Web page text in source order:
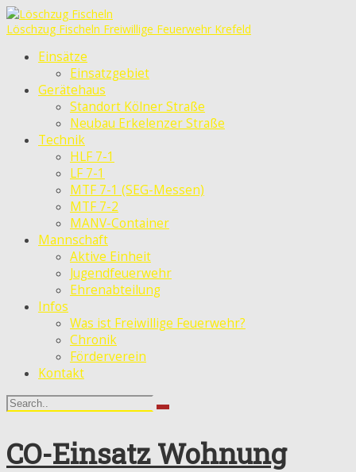
Löschzug Fischeln Freiwillige Feuerwehr Krefeld
Einsätze
Einsatzgebiet
Gerätehaus
Standort Kölner Straße
Neubau Erkelenzer Straße
Technik
HLF 7-1
LF 7-1
MTF 7-1 (SEG-Messen)
MTF 7-2
MANV-Container
Mannschaft
Aktive Einheit
Jugendfeuerwehr
Ehrenabteilung
Infos
Was ist Freiwillige Feuerwehr?
Chronik
Förderverein
Kontakt
CO-Einsatz Wohnung